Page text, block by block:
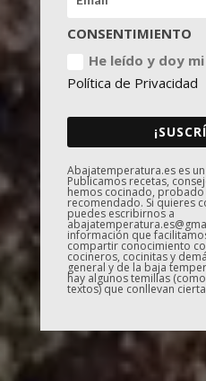
CONSENTIMIENTO
He leído y doy
Política de Privacidad
Abajatemperatura.es es
Publicamos recetas,
hemos cocinado, probado
recomendado. Si quieres
puedes escribirnos a
información que
compartir conocimiento
cocineros, cocinitas y
general y de la baja
hay algunos temillas
textos) que conllevan